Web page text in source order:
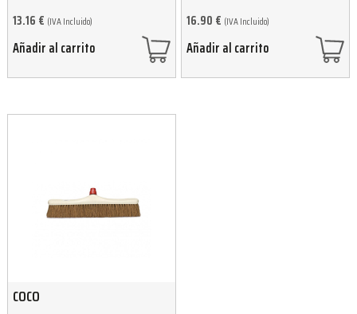
13.16 € (IVA Incluido)
Añadir al carrito
16.90 € (IVA Incluido)
Añadir al carrito
COCO